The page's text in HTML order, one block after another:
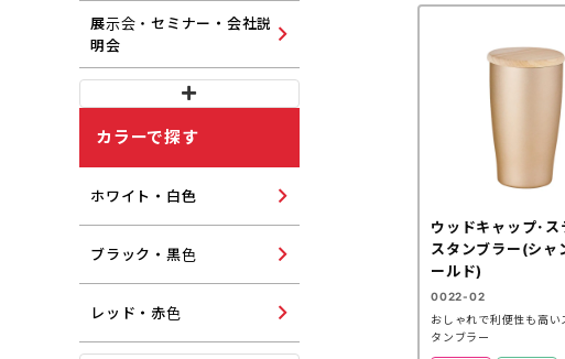
ウッドキャップ･ス
スタンブラー(シャ
ールド)
0022-02
おしゃれで利便性も高い
タンブラー
展示会・セミナー・会社説
明会
カラーで探す
ホワイト・白色
ブラック・黒色
レッド・赤色